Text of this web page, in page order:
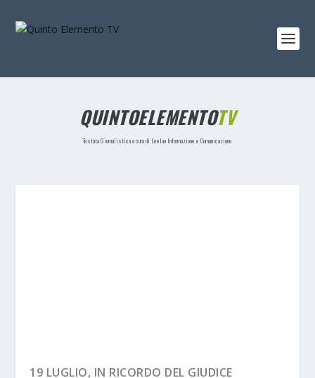
QUINTOELEMENTOTV
Testata Giornalistica a cura di Leeloo Informazione e Comunicazione
19 LUGLIO, IN RICORDO DEL GIUDICE